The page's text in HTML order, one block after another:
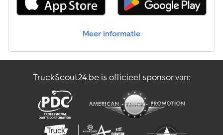
Overige Zwaar Transport
Transporttechniek Voor Landbouw
Verhoogde Bestelwagen
Zwaar Transport
Meer informatie
TruckScout24.be is officieel sponsor van: